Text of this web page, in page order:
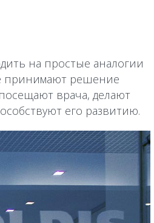
на простые аналогии
принимают решение
врача, делают
его развитию.